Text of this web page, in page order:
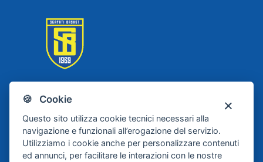
🍪 Cookie
Questo sito utilizza cookie tecnici necessari alla
navigazione e funzionali all’erogazione del servizio.
Utilizziamo i cookie anche per personalizzare contenuti
ed annunci, per facilitare le interazioni con le nostre
Scafati Basket